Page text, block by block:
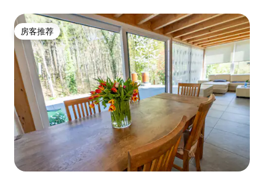
房客推荐
房客推荐